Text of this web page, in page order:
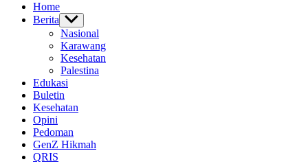
Home
Berita Show
sub
menu
Nasional
Karawang
Kesehatan
Palestina
Edukasi
Buletin
Kesehatan
Opini
Pedoman
GenZ Hikmah
QRIS